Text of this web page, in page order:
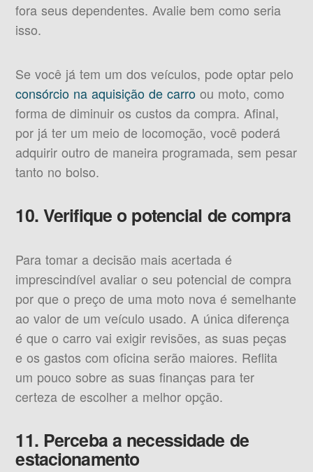
fora seus dependentes. Avalie bem como seria
isso.
Se você já tem um dos veículos, pode optar pelo
consórcio na aquisição de carro ou moto, como
forma de diminuir os custos da compra. Afinal,
por já ter um meio de locomoção, você poderá
adquirir outro de maneira programada, sem pesar
tanto no bolso.
10. Verifique o potencial de compra
Para tomar a decisão mais acertada é
imprescindível avaliar o seu potencial de compra
por que o preço de uma moto nova é semelhante
ao valor de um veículo usado. A única diferença
é que o carro vai exigir revisões, as suas peças
e os gastos com oficina serão maiores. Reflita
um pouco sobre as suas finanças para ter
certeza de escolher a melhor opção.
11. Perceba a necessidade de
estacionamento